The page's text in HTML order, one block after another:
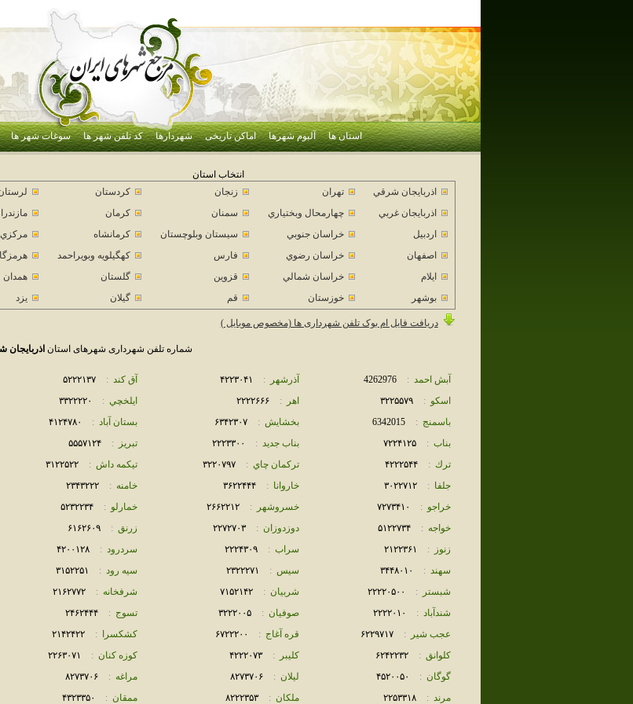
استان ها آلبوم شهرها اماکن تاریخی شهردارها کد تلفن شهر ها سوغات شهر ها
انتخاب استان
اذربايجان شرقي
تهران زنجان كردستان
اذربايجان غربي
چهارمحال وبختياري سمنان كرمان
اردبيل
خراسان جنوبي سيستان وبلوچستان كرمانشاه
مركزي
اصفهان
خراسان رضوي فارس كهگيلويه وبويراحمد
ايلام
خراسان شمالي قزوين گلستان
همدان
بوشهر
خوزستان قم گيلان يزد
دریافت فایل ام بوک تلفن شهرداری ها (مخصوص موبایل )
شماره تلفن شهرداری شهرهای استان
آبش احمد :
4262976 آذرشهر : ۴٢٢٣٠۴١ آق كند :
۵٢٢٢١٣٧
اسكو : ٣٢٢۵۵٧٩ اهر : ٢٢٢٢۶۶۶ ايلخچي :
٣٣٢٢٢٢٠
باسمنج :
6342015 بخشايش : ۶٣۴٢٣٠٧ بستان آباد :
۴١٢۴٧٨٠
بناب : ٧٢٢۴١٢۵ بناب جديد : ٢٢٢٣٣٠٠ تبريز :
۵۵۵٧١٢۴
ترك : ۴٢٢٢۵۴۴ تركمان چاي : ٣٢٢٠٧٩٧ تيكمه داش :
٣١٢٢۵٢٢
جلفا : ٣٠٢٢٧١٢ خاروانا : ٣۶٢٢۴۴۴ خامنه :
٢٣۴٣٢٢٢
خراجو : ٧٢٧٣۴١٠ خسروشهر : ٢۶۶٢٢١٢ خمارلو :
۵٢٣٢٢٣۴
خواجه : ۵١٢٢٧٣۴ دوزدوزان : ٢٢٧٢٧٠٣ زرنق :
۶١۶٢۶٠٩
زنوز
: ٢١٢٢٣۶١ سراب : ٢٢٢۴٣٠٩ سردرود :
۴٢٠٠١٢٨
سهند : ٣۴۴٨٠١٠ سيس : ٢٣٢٢٢٧١ سيه رود :
٣١۵٢٢۵١
شبستر
: ٢٢٢٢٠۵٠٠ شربيان : ٧١۵٢١۴٢ شرفخانه :
٢١۶٢٧٧٢
شندآباد : ٢٢٢٢٠١٠ صوفيان : ٣٢٢٢٠٠۵ تسوج :
٢۴۶٢۴۴۴
عجب شير
: ۶٢٢٩٧١٧ قره آغاج : ۶٧٢٢٢٠٠ كشكسرا :
٢١۴٢۴٢٢
كلوانق : ۶٢۴٢٢٣٢ كليبر : ۴٢٢٢٠٧٣ كوزه كنان :
٢٢۶٣٠٧١
گوگان : ۴۵٢٠٠۵٠ ليلان : ٨٢٧٣٧٠۶ مراغه :
٨٢٧٣٧٠۶
مرند : ٢٢۵٣٣١٨ ملكان : ٨٢٢٢٣۵٣ ممقان : ۴٣٢٣٣۵٠